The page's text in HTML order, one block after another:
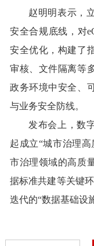
赵明明表示，
安全合规底线，对
安全优化，构建了
审核、文件隔离等
政务环境中安全、
与业务安全防线。
发布会上，数
起成立“城市治理
市治理领域的高质
据标准共建等关键
迭代的“数据基础设